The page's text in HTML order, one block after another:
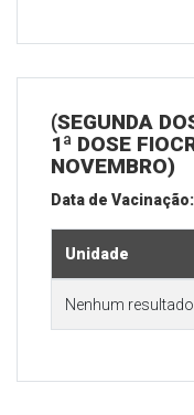
(SEGUNDA
1ª DOSE
NOVEMBRO)
Data de Vacinação:
Unidade
Nenhum